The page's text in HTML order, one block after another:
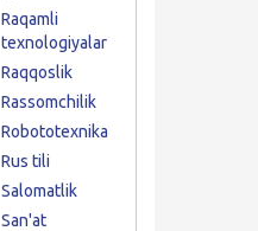
Raqamli
texnologiyalar
Raqqoslik
Rassomchilik
Robototexnika
Rus tili
Salomatlik
San'at